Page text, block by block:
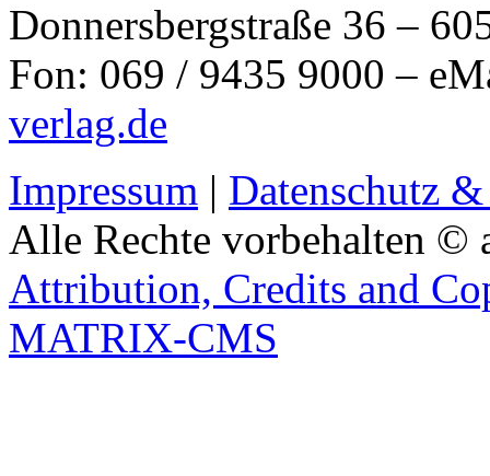
Donnersbergstraße 36 –
Fon: 069 / 9435 9000 –
verlag.de
Impressum | Datenschutz
Alle Rechte vorbehalten ©
Attribution, Credits and
MATRIX-CMS